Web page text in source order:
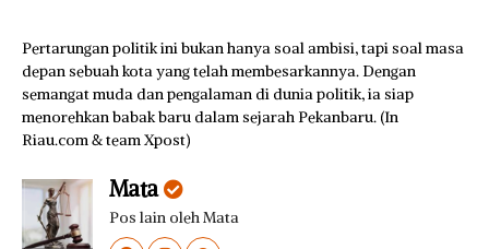
Pertarungan politik ini bukan hanya soal ambisi, tapi soal masa
depan sebuah kota yang telah membesarkannya. Dengan
semangat muda dan pengalaman di dunia politik, ia siap
menorehkan babak baru dalam sejarah Pekanbaru. (In
Riau.com & team Xpost)
Mata
Pos lain oleh Mata